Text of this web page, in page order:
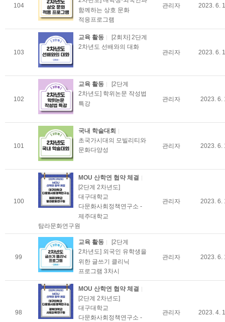
104
함께하는 상호 문화
적응프로그램
관리자 2023. 6.
103
교육 활동
[2회차] 2단계
2차년도 선배와의 대화
관리자 2023. 6.
102
교육 활동
[2단계
2차년도] 학위논문 작성법
특강
관리자 2023. 6.
101
국내 학술대회
초국가시대의 모빌리티와
문화다양성
관리자 2023. 6.
100
MOU 산학연 협약 체결
[2단계 2차년도]
대구대학교
다문화사회정책연구소 -
제주대학교
탐라문화연구원
관리자 2023. 6.
99
교육 활동
[2단계
2차년도] 외국인 유학생을
위한 글쓰기 클리닉
프로그램 3차시
관리자 2023. 6.
98
MOU 산학연 협약 체결
[2단계 2차년도]
대구대학교
다문화사회정책연구소 -
관리자 2023. 4.